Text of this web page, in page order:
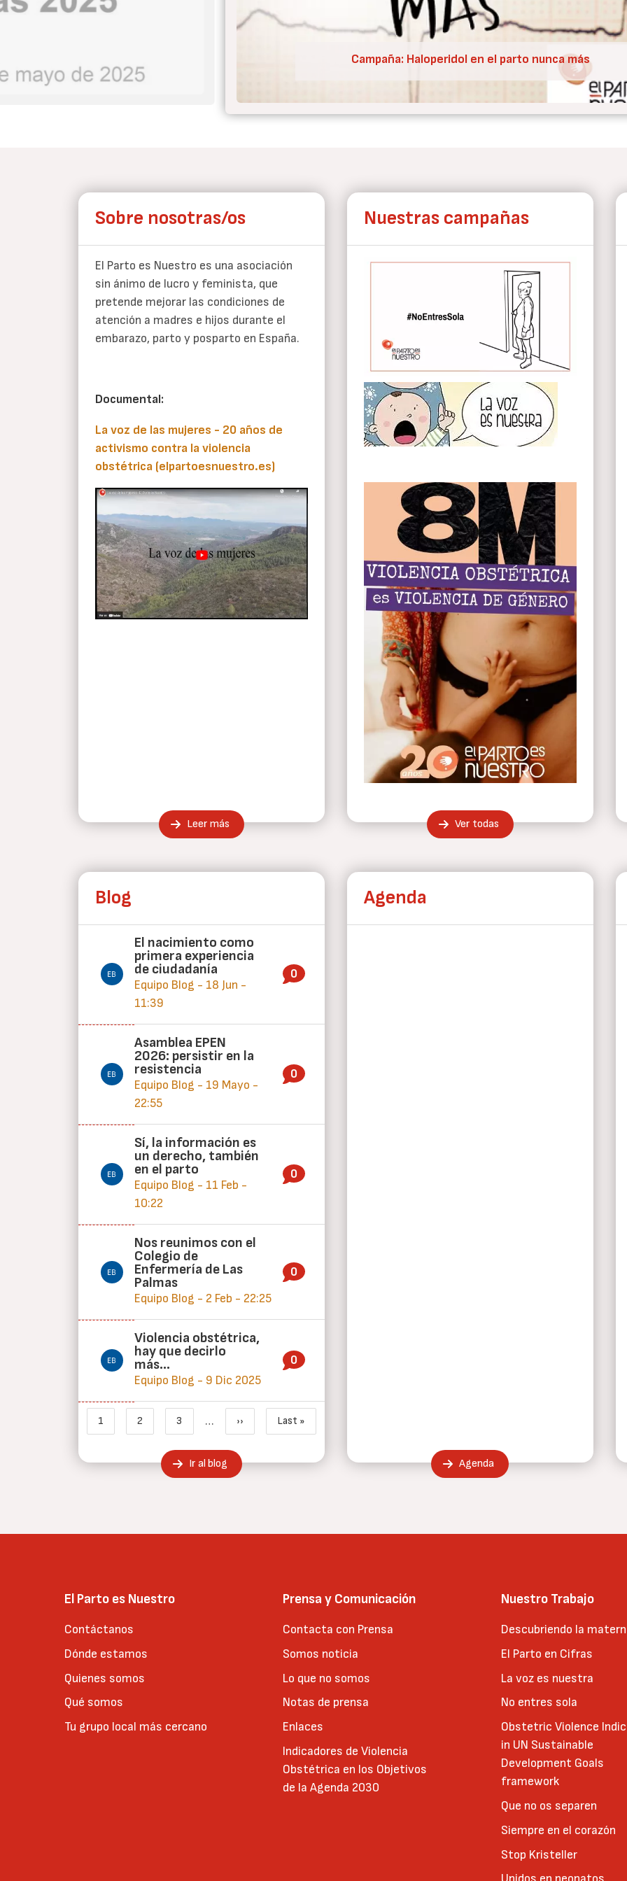
Nueva condena de CEDAW a España por V.O.
Sobre nosotras/os
El Parto es Nuestro es una asociación
sin ánimo de lucro y feminista, que
pretende mejorar las condiciones de
atención a madres e hijos durante el
embarazo, parto y posparto en España.
Documental:
La voz de las mujeres - 20 años de
activismo contra la violencia
obstétrica (elpartoesnuestro.es)
Leer más
Nuestras campañas
Ver todas
Blog
El nacimiento como
primera experiencia
de ciudadanía
Equipo Blog - 18 Jun -
11:39
0
Asamblea EPEN
2026: persistir en la
resistencia
Equipo Blog - 19 Mayo -
22:55
0
Sí, la información es
un derecho, también
en el parto
Equipo Blog - 11 Feb -
10:22
0
Nos reunimos con el
Colegio de
Enfermería de Las
Palmas
Equipo Blog - 2 Feb - 22:25
0
Violencia obstétrica,
hay que decirlo
más…
Equipo Blog - 9 Dic 2025
0
Paginación
Página actual
1
Page
2
Page
3 … Siguiente página
››
Última página
Last »
Ir al blog
Agenda
Agenda
El Parto es Nuestro
Contáctanos
Dónde estamos
Quienes somos
Qué somos
Tu grupo local más cercano
Prensa y Comunicación
Contacta con Prensa
Somos noticia
Lo que no somos
Notas de prensa
Enlaces
Indicadores de Violencia
Obstétrica en los Objetivos
de la Agenda 2030
Nuestro Trabajo
Descubriendo la
El Parto en Cifras
La voz es nuestra
No entres sola
Obstetric Violence
in UN Sustainable
Development Goals
framework
Que no os separen
Siempre en el corazón
Stop Kristeller